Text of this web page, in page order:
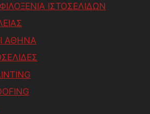
ΙΣΤΟΣΕΛΙΔΩΝ
ΑΘΗΝΑ